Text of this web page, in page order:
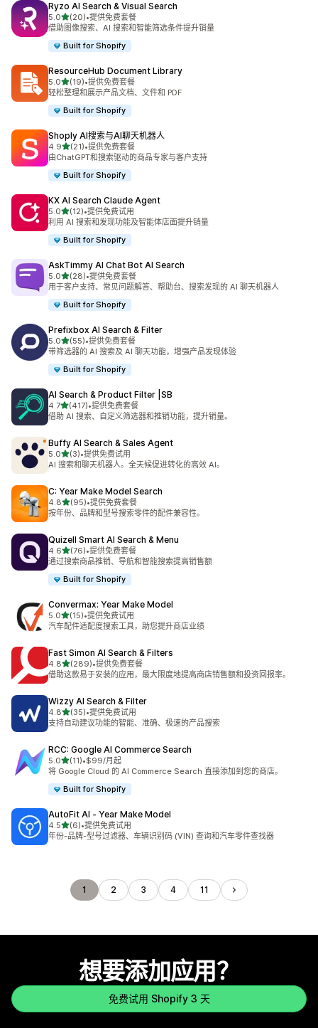
Ryzo AI Search & Visual Search
5.0星（满分 5 星）
(20)
总共 20 条评论
•提供免费套餐
借助图像搜索、AI 搜索和智能筛选条件提升销量
Built for Shopify
ResourceHub Document Library
5.0星（满分 5 星）
(19)
总共 19 条评论
•提供免费套餐
轻松整理和展示产品文档、文件和 PDF
Built for Shopify
Shoply AI搜索与AI聊天机器人
4.9星（满分 5 星）
(21)
总共 21 条评论
•提供免费套餐
由ChatGPT和搜索驱动的商品专家与客户支持
Built for Shopify
KX AI Search Claude Agent
5.0星（满分 5 星）
(12)
总共 12 条评论
•提供免费试用
利用 AI 搜索和发现功能及智能体店面提升销量
Built for Shopify
AskTimmy AI Chat Bot AI Search
5.0星（满分 5 星）
(28)
总共 28 条评论
•提供免费套餐
用于客户支持、常见问题解答、帮助台、搜索发现的 AI 聊天机器人
Built for Shopify
Prefixbox AI Search & Filter
5.0星（满分 5 星）
(55)
总共 55 条评论
•提供免费套餐
带筛选器的 AI 搜索及 AI 聊天功能，增强产品发现体验
Built for Shopify
AI Search & Product Filter |SB
4.7星（满分 5 星）
(417)
总共 417 条评论
•提供免费套餐
借助 AI 搜索、自定义筛选器和推销功能，提升销量。
Buffy AI Search & Sales Agent
5.0星（满分 5 星）
(3)
总共 3 条评论
•提供免费试用
AI 搜索和聊天机器人。全天候促进转化的高效 AI。
C: Year Make Model Search
4.8星（满分 5 星）
(95)
总共 95 条评论
•提供免费套餐
按年份、品牌和型号搜索零件的配件兼容性。
Quizell Smart AI Search & Menu
4.6星（满分 5 星）
(76)
总共 76 条评论
•提供免费套餐
通过搜索商品推销、导航和智能搜索提高销售额
Built for Shopify
Convermax: Year Make Model
5.0星（满分 5 星）
(15)
总共 15 条评论
•提供免费试用
汽车配件适配度搜索工具，助您提升商店业绩
Fast Simon AI Search & Filters
4.8星（满分 5 星）
(289)
总共 289 条评论
•提供免费套餐
借助这款易于安装的应用，最大限度地提高商店销售额和投资回报率。
Wizzy AI Search & Filter
4.8星（满分 5 星）
(35)
总共 35 条评论
•提供免费试用
支持自动建议功能的智能、准确、极速的产品搜索
RCC: Google AI Commerce Search
5.0星（满分 5 星）
(11)
总共 11 条评论
•$99/月起
将 Google Cloud 的 AI Commerce Search 直接添加到您的商店。
Built for Shopify
AutoFit AI ‑ Year Make Model
4.5星（满分 5 星）
(6)
总共 6 条评论
•提供免费试用
年份-品牌-型号过滤器、车辆识别码 (VIN) 查询和汽车零件查找器
1 2 3 4 11
想要添加应用？
免费试用 Shopify 3 天